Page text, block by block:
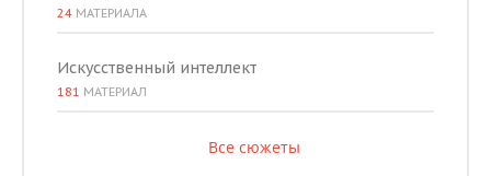
24 МАТЕРИАЛА
Искусственный интеллект
181 МАТЕРИАЛ
Все сюжеты